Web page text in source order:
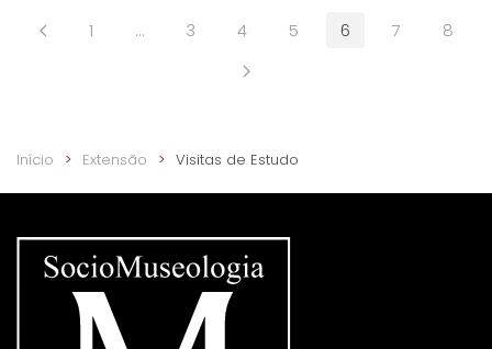
1 … 3 4 5 6 7 8
Início Extensão Visitas de Estudo